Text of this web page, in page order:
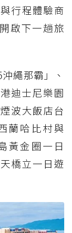
行程體驗商
啟下一趟旅
繩那霸」、
迪士尼樂園
波大飯店台
蘭哈比村與
黃金圈一日
橋立一日遊